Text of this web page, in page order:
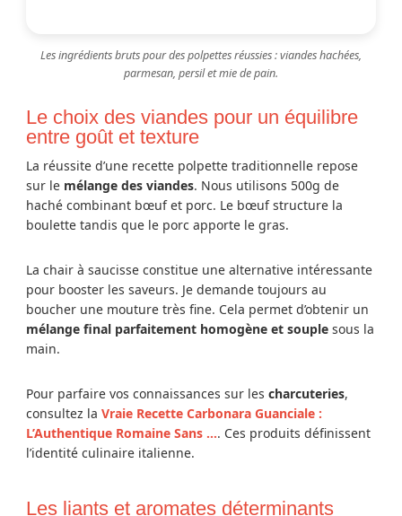
Les ingrédients bruts pour des polpettes réussies : viandes hachées,
parmesan, persil et mie de pain.
Le choix des viandes pour un équilibre
entre goût et texture
La réussite d’une recette polpette traditionnelle repose
sur le mélange des viandes. Nous utilisons 500g de
haché combinant bœuf et porc. Le bœuf structure la
boulette tandis que le porc apporte le gras.
La chair à saucisse constitue une alternative intéressante
pour booster les saveurs. Je demande toujours au
boucher une mouture très fine. Cela permet d’obtenir un
mélange final parfaitement homogène et souplesous la
main.
Pour parfaire vos connaissances sur les charcuteries,
consultez la Vraie Recette Carbonara Guanciale :
L’Authentique Romaine Sans …. Ces produits définissent
l’identité culinaire italienne.
Les liants et aromates déterminants